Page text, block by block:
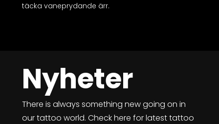
täcka vaneprydande ärr.
Nyheter
There is always something new going on in
our tattoo world. Check here for latest tattoo